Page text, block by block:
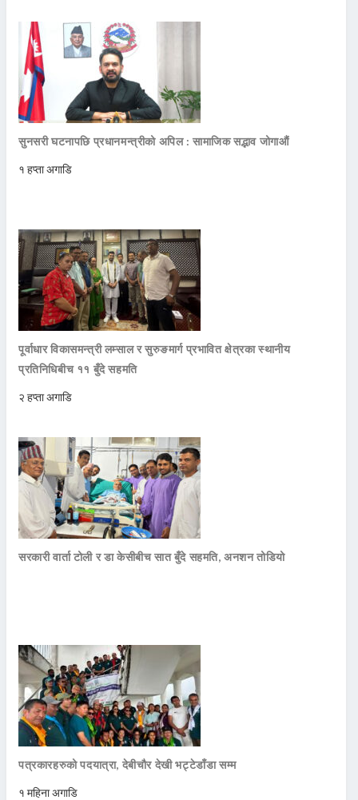
सुनसरी घटनापछि प्रधानमन्त्रीको अपिल : सामाजिक सद्भाव जोगाऔं
१ हप्ता अगाडि
पूर्वाधार विकासमन्त्री लम्साल र सुरुङमार्ग प्रभावित क्षेत्रका स्थानीय
प्रतिनिधिबीच ११ बुँदे सहमति
२ हप्ता अगाडि
सरकारी वार्ता टोली र डा केसीबीच सात बुँदे सहमति, अनशन तोडियो
पत्रकारहरुको पदयात्रा, देबीचौर देखी भट्टेडाँडा सम्म
१ महिना अगाडि